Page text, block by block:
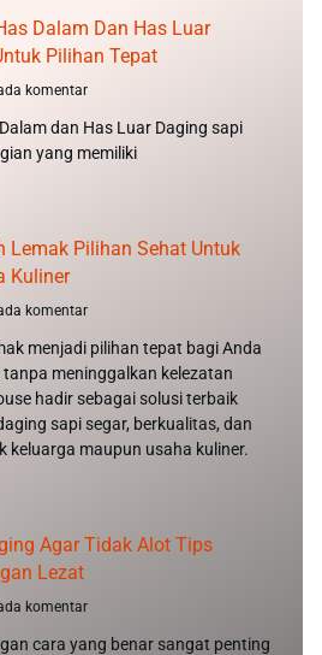
Dalam Dan Has Luar
Pilihan Tepat
komentar
dan Has Luar Daging sapi
yang memiliki
Lemak Pilihan Sehat Untuk
Kuliner
komentar
menjadi pilihan tepat bagi Anda
meninggalkan kelezatan
hadir sebagai solusi terbaik
sapi segar, berkualitas, dan
keluarga maupun usaha kuliner.
Agar Tidak Alot Tips
Lezat
komentar
cara yang benar sangat penting